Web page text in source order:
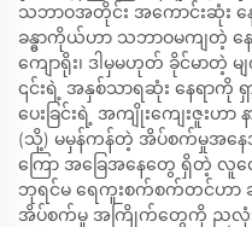
သဘာဝအတိုင်း အကောင်းဆုံး နေ
ခန္ဓာကိုယ်ဟာ သဘာဝမကျတဲ့ နေ
ကျောရိုး၊ ဒါမှမဟုတ် ခိုင်မာ
၎င်းရဲ့ အနှစ်သာရဆုံး နေရာကို ရှ
ပေးခြင်းရဲ့ အကျိုးကျေးဇူးဟ
(သို့) မမှန်ကန်တဲ့ အိပ်စက်မှုအနေ
ကြော အခြေအနေတွေ ရှိတဲ့ လူ
ဘုရင်မ ရေကူးစက်စက်တင်ဟာ ခ
အိပ်စက်မှု အကြိုက်တွေကို ညလုံးမှ